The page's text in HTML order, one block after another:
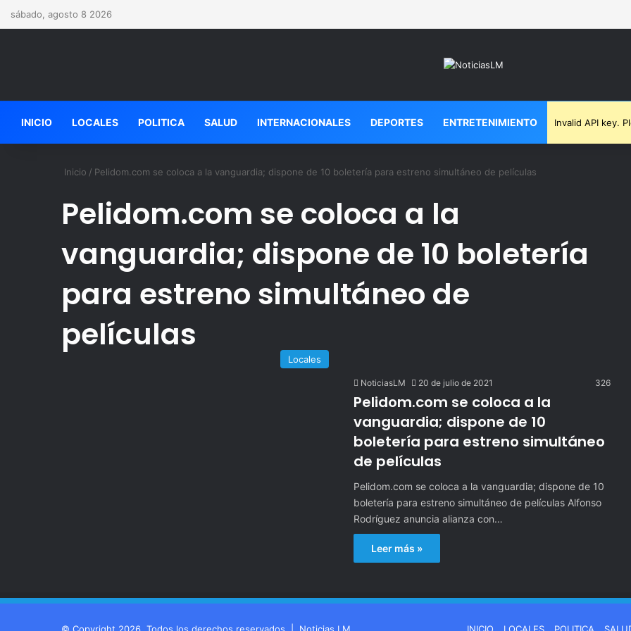
sábado, agosto 8 2026
INICIO LOCALES POLITICA SALUD INTERNACIONALES DEPORTES ENTRETENIMIENTO Invalid API key.
Inicio / Pelidom.com se coloca a la vanguardia; dispone de 10 boletería para estreno simultáneo de películas
Pelidom.com se coloca a la
vanguardia; dispone de 10 boletería
para estreno simultáneo de
películas
Locales
NoticiasLM 20 de julio de 2021 326
Pelidom.com se coloca a la
vanguardia; dispone de 10
boletería para estreno simultáneo
de películas
Pelidom.com se coloca a la vanguardia; dispone de 10
boletería para estreno simultáneo de películas Alfonso
Rodríguez anuncia alianza con…
Leer más »